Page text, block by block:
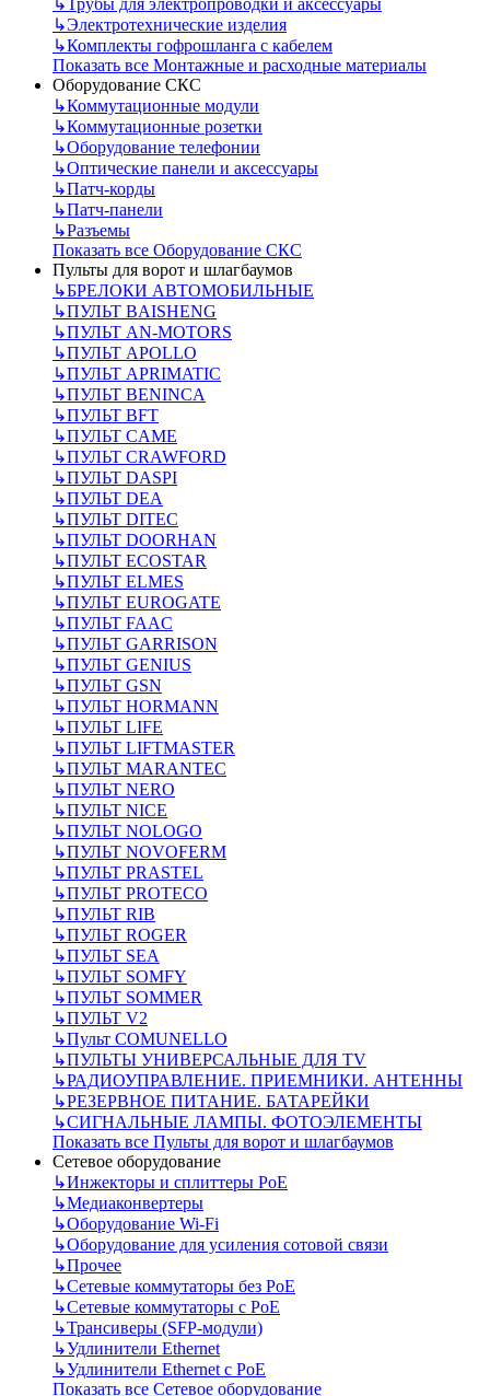
↳Трубы для электропроводки и аксессуары
↳Электротехнические изделия
↳Комплекты гофрошланга с кабелем
Показать все Монтажные и расходные материалы
Оборудование СКС
↳Коммутационные модули
↳Коммутационные розетки
↳Оборудование телефонии
↳Оптические панели и аксессуары
↳Патч-корды
↳Патч-панели
↳Разъемы
Показать все Оборудование СКС
Пульты для ворот и шлагбаумов
↳БРЕЛОКИ АВТОМОБИЛЬНЫЕ
↳ПУЛЬТ BAISHENG
↳ПУЛЬТ AN-MOTORS
↳ПУЛЬТ APOLLO
↳ПУЛЬТ APRIMATIC
↳ПУЛЬТ BENINCA
↳ПУЛЬТ BFT
↳ПУЛЬТ CAME
↳ПУЛЬТ CRAWFORD
↳ПУЛЬТ DASPI
↳ПУЛЬТ DEA
↳ПУЛЬТ DITEC
↳ПУЛЬТ DOORHAN
↳ПУЛЬТ ECOSTAR
↳ПУЛЬТ ELMES
↳ПУЛЬТ EUROGATE
↳ПУЛЬТ FAAC
↳ПУЛЬТ GARRISON
↳ПУЛЬТ GENIUS
↳ПУЛЬТ GSN
↳ПУЛЬТ HORMANN
↳ПУЛЬТ LIFE
↳ПУЛЬТ LIFTMASTER
↳ПУЛЬТ MARANTEC
↳ПУЛЬТ NERO
↳ПУЛЬТ NICE
↳ПУЛЬТ NOLOGO
↳ПУЛЬТ NOVOFERM
↳ПУЛЬТ PRASTEL
↳ПУЛЬТ PROTECO
↳ПУЛЬТ RIB
↳ПУЛЬТ ROGER
↳ПУЛЬТ SEA
↳ПУЛЬТ SOMFY
↳ПУЛЬТ SOMMER
↳ПУЛЬТ V2
↳Пульт СOMUNELLO
↳ПУЛЬТЫ УНИВЕРСАЛЬНЫЕ ДЛЯ TV
↳РАДИОУПРАВЛЕНИЕ. ПРИЕМНИКИ. АНТЕННЫ
↳РЕЗЕРВНОЕ ПИТАНИЕ. БАТАРЕЙКИ
↳СИГНАЛЬНЫЕ ЛАМПЫ. ФОТОЭЛЕМЕНТЫ
Показать все Пульты для ворот и шлагбаумов
Сетевое оборудование
↳Инжекторы и сплиттеры РоЕ
↳Медиаконвертеры
↳Оборудование Wi-Fi
↳Оборудование для усиления сотовой связи
↳Прочее
↳Сетевые коммутаторы без РоЕ
↳Сетевые коммутаторы с РоЕ
↳Трансиверы (SFP-модули)
↳Удлинители Ethernet
↳Удлинители Ethernet с PoE
Показать все Сетевое оборудование